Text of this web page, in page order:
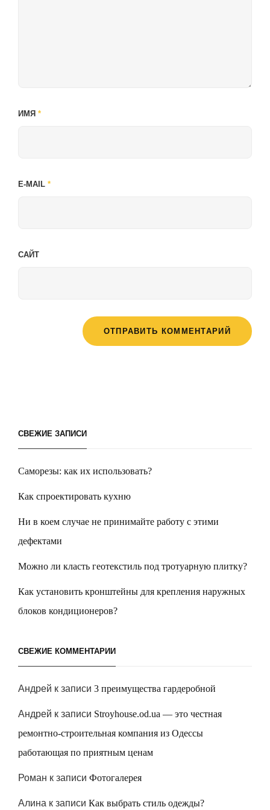
ИМЯ *
E-MAIL *
САЙТ
СВЕЖИЕ ЗАПИСИ
Саморезы: как их использовать?
Как спроектировать кухню
Ни в коем случае не принимайте работу с этими
дефектами
Можно ли класть геотекстиль под тротуарную плитку?
Как установить кронштейны для крепления наружных
блоков кондиционеров?
СВЕЖИЕ КОММЕНТАРИИ
Андрей к записи 3 преимущества гардеробной
Андрей к записи Stroyhouse.od.ua — это честная
ремонтно-строительная компания из Одессы
работающая по приятным ценам
Роман к записи Фотогалерея
Алина к записи Как выбрать стиль одежды?